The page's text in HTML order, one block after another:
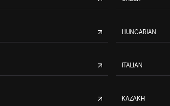
HUNGARIAN
ITALIAN
KAZAKH